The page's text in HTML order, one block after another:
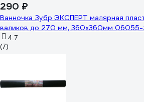
290 ₽
Ванночка Зубр ЭКСПЕРТ малярная
валиков до 270 мм, 360x360мм
4.7
(7)